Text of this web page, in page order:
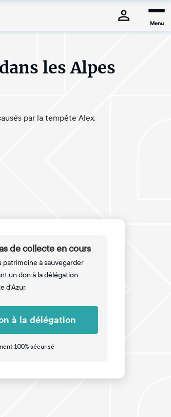
Menu
les Alpes
par la tempête Alex.
de collecte en cours
patrimoine à sauvegarder
un don à la délégation
d'Azur.
à la délégation
100% sécurisé